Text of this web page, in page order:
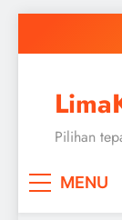
Pilihan
MENU